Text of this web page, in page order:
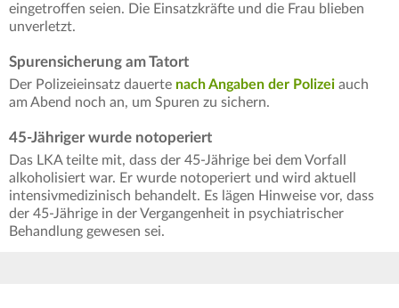
eingetroffen seien. Die Einsatzkräfte und die Frau blieben
unverletzt.
Spurensicherung am Tatort
Der Polizeieinsatz dauerte nach Angaben der Polizei auch
am Abend noch an, um Spuren zu sichern.
45-Jähriger wurde notoperiert
Das LKA teilte mit, dass der 45-Jährige bei dem Vorfall
alkoholisiert war. Er wurde notoperiert und wird aktuell
intensivmedizinisch behandelt. Es lägen Hinweise vor, dass
der 45-Jährige in der Vergangenheit in psychiatrischer
Behandlung gewesen sei.